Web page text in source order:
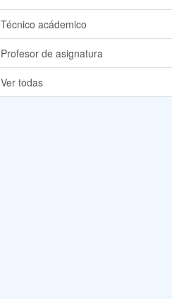
Técnico acádemico
Profesor de asignatura
Ver todas